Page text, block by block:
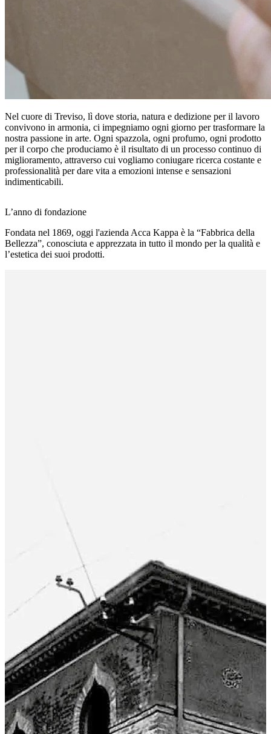
Nel cuore di Treviso, lì dove storia, natura e dedizione per il lavoro
convivono in armonia, ci impegniamo ogni giorno per trasformare la
nostra passione in arte. Ogni spazzola, ogni profumo, ogni prodotto
per il corpo che produciamo è il risultato di un processo continuo di
miglioramento, attraverso cui vogliamo coniugare ricerca costante e
professionalità per dare vita a emozioni intense e sensazioni
indimenticabili.
L’anno di fondazione
Fondata nel 1869, oggi l'azienda Acca Kappa è la “Fabbrica della
Bellezza”, conosciuta e apprezzata in tutto il mondo per la qualità e
l’estetica dei suoi prodotti.